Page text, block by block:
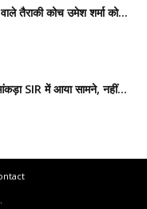
तैराकी कोच उमेश शर्मा को...
SIR में आया सामने, नहीं...